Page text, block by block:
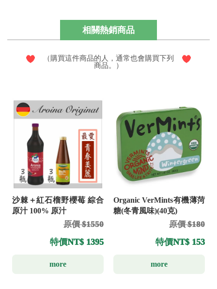
相關熱銷商品
（購買這件商品的人，通常也會購買下列
商品。）
沙棘＋紅石榴野櫻莓 綜合
原汁 100% 原汁
原價 $1550
特價NT$ 1395
more
Organic VerMints有機薄菏
糖(冬青風味)(40克)
原價 $180
特價NT$ 153
more